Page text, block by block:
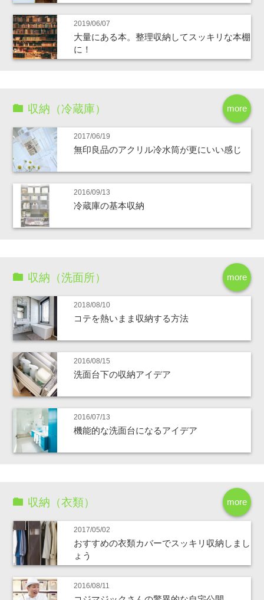
2019/06/07
大量にある本。整理収納してスッキリな本棚
に！
more
収納（冷蔵庫）
2017/06/19
無印良品のアクリル冷水筒が更にいい感じ
2016/09/13
冷蔵庫の基本収納
more
収納（洗面所）
2018/08/10
コテを熱いまま収納する方法
2016/08/15
洗面台下の収納アイデア
2016/07/13
機能的な洗面台になるアイデア
more
収納（衣類）
2017/05/02
おすすめの衣類カバーでスッキリ収納しまし
ょう
2016/08/11